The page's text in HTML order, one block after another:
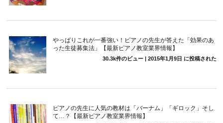
やっぱりこれが一番強い！ピアノの先生が答えた「効果のあ
った生徒募集法」【最新ピアノ教室業界情報】
30.3k件のビュー| 2015年1月9日 に投稿された
ピアノの先生に人気の教材は「バーナム」「ギロック」そし
て…？【最新ピアノ教室業界情報】